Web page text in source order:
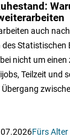
auch
des Statistischen
nicht um
Teilzeit und
Fürs Alter